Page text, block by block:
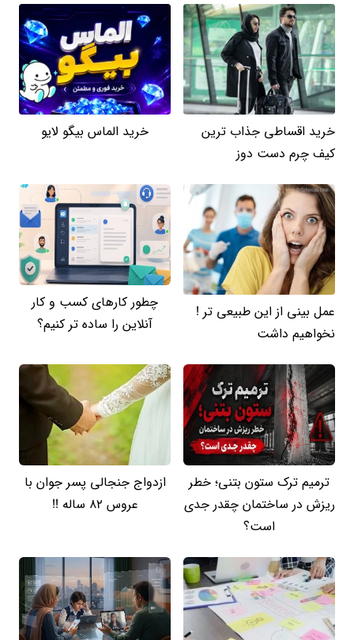
خرید اقساطی جذاب ترین
کیف چرم دست دوز
خرید الماس بیگو لایو
عمل بینی از این طبیعی تر !
نخواهیم داشت
چطور کارهای کسب‌ و کار
آنلاین را ساده‌ تر کنیم؟
ترمیم ترک ستون بتنی؛ خطر
ریزش در ساختمان چقدر جدی
است؟
ازدواج جنجالی پسر جوان با
عروس 82 ساله !!